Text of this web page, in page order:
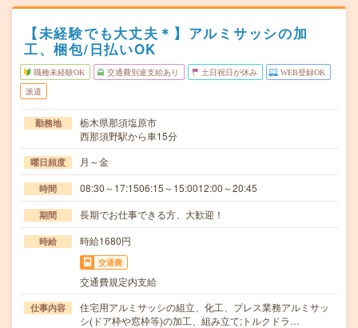
【未経験でも大丈夫＊】アルミサッシの加
工、梱包/日払いOK
職種未経験OK 交通費別途支給あり 土日祝日が休み WEB登録OK
派遣
勤務地
栃木県那須塩原市
西那須野駅から車15分
曜日頻度 月～金
時間 08:30～17:1506:15～15:0012:00～20:45
期間 長期でお仕事できる方、大歓迎！
時給 時給1680円
交通費
交通費規定内支給
仕事内容
住宅用アルミサッシの組立、化工、プレス業務アルミサッ
シ(ドア枠や窓枠等)の加工、組み立て;トルクドラ…